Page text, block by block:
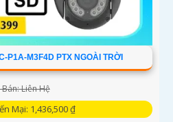
P1A-M3F4D PTX NGOÀI TRỜI
Bán: Liên Hệ
Mại: 1,436,500 ₫